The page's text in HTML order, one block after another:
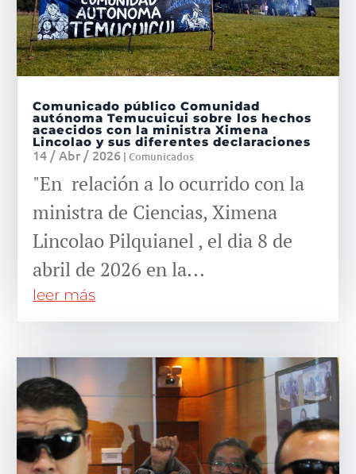
Comunicado público Comunidad
autónoma Temucuicui sobre los hechos
acaecidos con la ministra Ximena
Lincolao y sus diferentes declaraciones
14 / Abr / 2026 |Comunicados
"En relación a lo ocurrido con la
ministra de Ciencias, Ximena
Lincolao Pilquianel , el dia 8 de
abril de 2026 en la...
leer más